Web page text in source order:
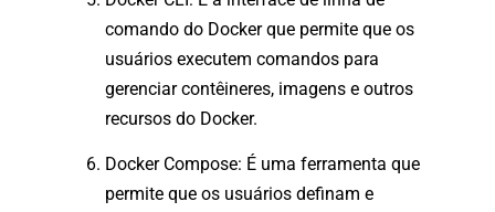
comando do Docker que permite que os
usuários executem comandos para
gerenciar contêineres, imagens e outros
recursos do Docker.
Docker Compose: É uma ferramenta que
permite que os usuários definam e